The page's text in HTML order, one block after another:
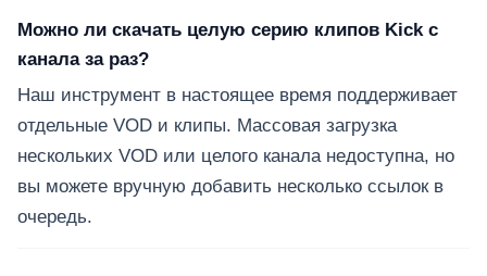
Можно ли скачать целую серию клипов Kick с
канала за раз?
Наш инструмент в настоящее время поддерживает
отдельные VOD и клипы. Массовая загрузка
нескольких VOD или целого канала недоступна, но
вы можете вручную добавить несколько ссылок в
очередь.